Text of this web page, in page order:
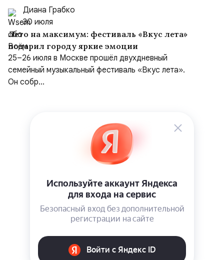
Диана Грабко
30 июля
Лето на максимум: фестиваль «Вкус лета»
подарил городу яркие эмоции
25–26 июля в Москве прошёл двухдневный
семейный музыкальный фестиваль «Вкус лета».
Он собр...